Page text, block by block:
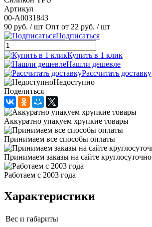
Артикул
00-А0031843
90 руб. / шт Опт от 22 руб. / шт
Подписаться
Купить в 1 клик
Нашли дешевле
Рассчитать доставку
Недоступно
Поделиться
Аккуратно упакуем хрупкие товары
Принимаем все способы оплаты
Принимаем заказы на сайте круглосуточно
Работаем с 2003 года
Характеристики
Вес и габариты